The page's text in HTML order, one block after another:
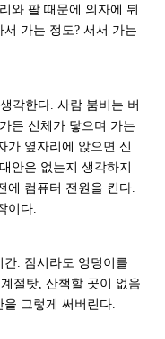
와 팔 때문에 의자에 뒤
가는 정도? 서서 가는
각한다. 사람 붐비는 버
든 신체가 닿으며 가는
가 옆자리에 앉으면 신
안은 없는지 생각하지
에 컴퓨터 전원을 킨다.
이다.
. 잠시라도 엉덩이를
절탓, 산책할 곳이 없음
그렇게 써버린다.